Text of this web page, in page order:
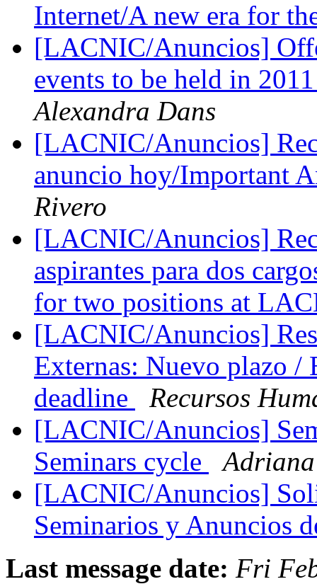
Internet/A new era for
[LACNIC/Anuncios]
events to be held in
Alexandra Dans
[LACNIC/Anuncios]
anuncio hoy/Important
Rivero
[LACNIC/Anuncios]
aspirantes para dos
for two positions at
[LACNIC/Anuncios]
Externas: Nuevo plazo
deadline
Recursos
[LACNIC/Anuncios]
Seminars cycle
[LACNIC/Anuncios]
Seminarios y Anuncios
Last message date: Fri